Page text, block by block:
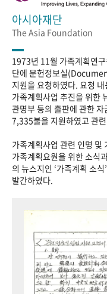
아시아재단
The Asia Foundation
1973년 11월 가족계획연
단에 문헌정보실
지원을 요청하였다. 요청
가족계획사업 추진을 위한
관명부 등의 출판에 관한
7,335불을 지원하였고 관
가족계획사업 관련 인명 및
가족계획요원을 위한 소식
의 뉴스지인 ‘가족계획 소
발간하였다.